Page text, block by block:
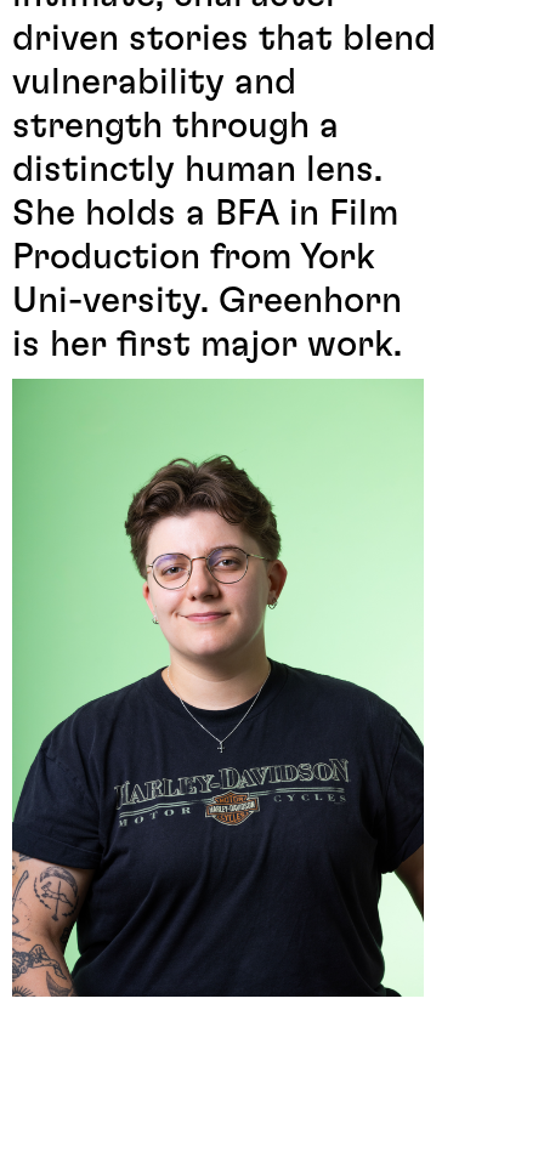
driven stories that blend
vulnerability and
strength through a
distinctly human lens.
She holds a BFA in Film
Production from York
Uni-versity. Greenhorn
is her first major work.